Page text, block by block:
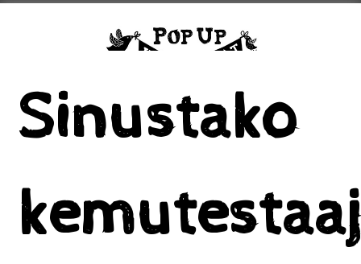
Sinustako